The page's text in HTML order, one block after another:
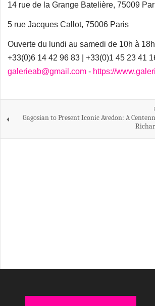
14 rue de la Grange Batelière, 75009
5 rue Jacques Callot, 75006 Paris
Ouverte du lundi au samedi de 10h à
+33(0)6 14 42 96 83 | +33(0)1 45 23 41
galerieab@gmail.com - https://
Gagosian to Present Iconic Avedon: A